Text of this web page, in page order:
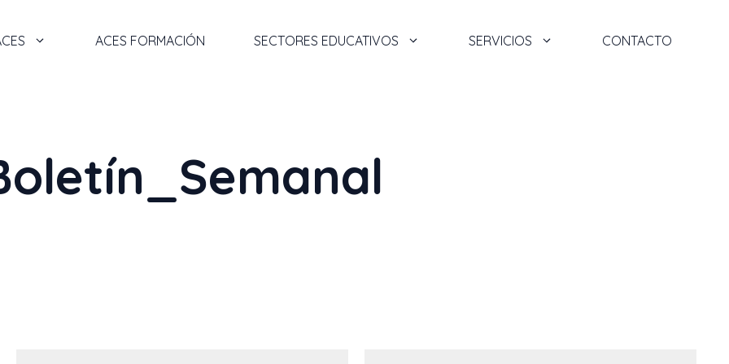
ACES FORMACIÓN SECTORES EDUCATIVOS SERVICIOS CONTACTO